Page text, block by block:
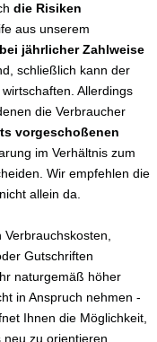
die Risiken
aus unserem
jährlicher Zahlweise
schließlich kann der
Allerdings
die Verbraucher
vorgeschoßenen
im Verhältnis zum
Wir empfehlen die
allein da.
Gutschriften
naturgemäß höher
in Anspruch nehmen -
Ihnen die Möglichkeit,
zu orientieren.